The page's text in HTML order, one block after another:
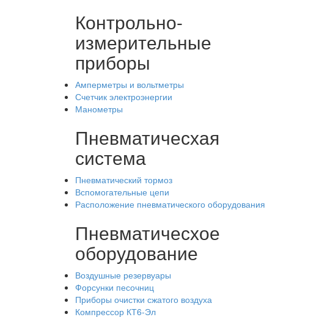
Контрольно-
измерительные
приборы
Амперметры и вольтметры
Счетчик электроэнергии
Манометры
Пневматичесхая
система
Пневматический тормоз
Вспомогательные цепи
Расположение пневматического оборудования
Пневматичесхое
оборудование
Воздушные резервуары
Форсунки песочниц
Приборы очистки сжатого воздуха
Компрессор КТ6-Эл